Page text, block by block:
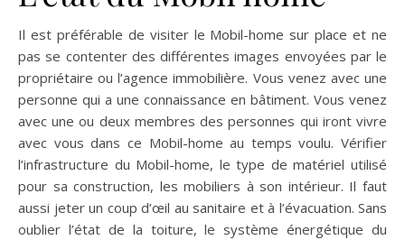
Il est préférable de visiter le Mobil-home sur place et ne
pas se contenter des différentes images envoyées par le
propriétaire ou l’agence immobilière. Vous venez avec une
personne qui a une connaissance en bâtiment. Vous venez
avec une ou deux membres des personnes qui iront vivre
avec vous dans ce Mobil-home au temps voulu. Vérifier
l’infrastructure du Mobil-home, le type de matériel utilisé
pour sa construction, les mobiliers à son intérieur. Il faut
aussi jeter un coup d’œil au sanitaire et à l’évacuation. Sans
oublier l’état de la toiture, le système énergétique du